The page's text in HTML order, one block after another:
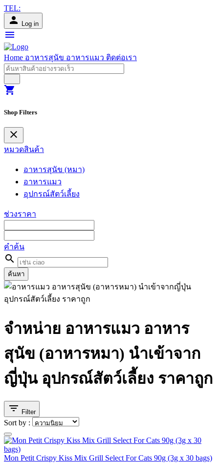
TEL:
person Log in
menu
Home อาหารสุนัข อาหารแมว ติดต่อเรา
shopping_cart
Shop Filters
close
หมวดสินค้า
อาหารสุนัข (หมา)
อาหารแมว
อุปกรณ์สัตว์เลี้ยง
ช่วงราคา
คำค้น
search
ค้นหา
จำหน่าย อาหารแมว อาหาร
สุนัข (อาหารหมา) นำเข้าจาก
ญี่ปุ่น อุปกรณ์สัตว์เลี้ยง ราคาถูก
filter_list Filter
Sort by :
Mon Petit Crispy Kiss Mix Grill Select For Cats 90g (3g x 30 bags)